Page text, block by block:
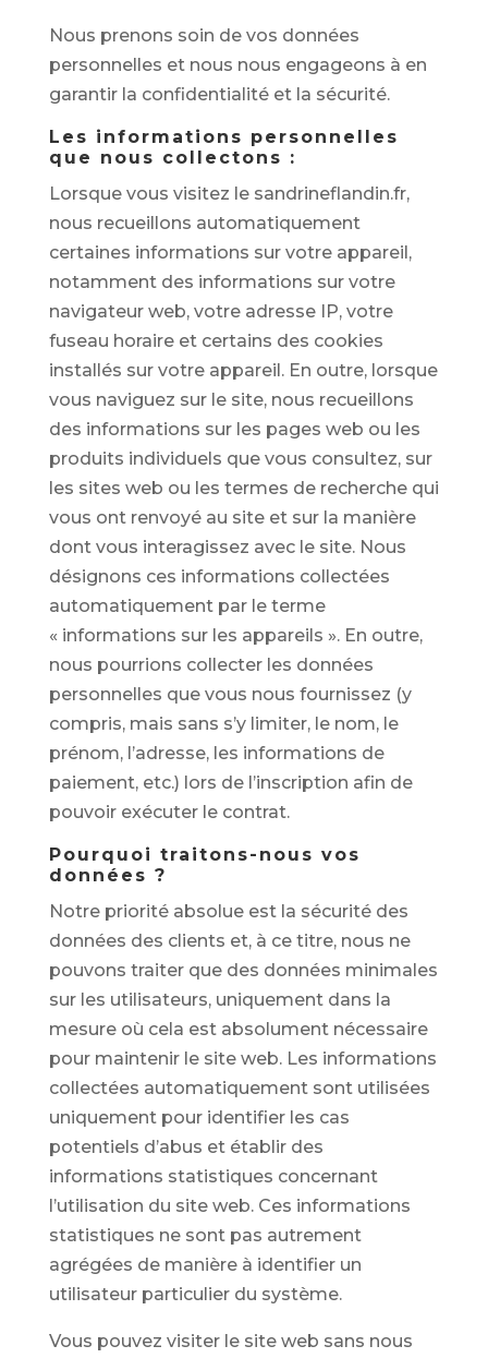
Nous prenons soin de vos données
personnelles et nous nous engageons à en
garantir la confidentialité et la sécurité.
Les informations personnelles
que nous collectons :
Lorsque vous visitez le sandrineflandin.fr,
nous recueillons automatiquement
certaines informations sur votre appareil,
notamment des informations sur votre
navigateur web, votre adresse IP, votre
fuseau horaire et certains des cookies
installés sur votre appareil. En outre, lorsque
vous naviguez sur le site, nous recueillons
des informations sur les pages web ou les
produits individuels que vous consultez, sur
les sites web ou les termes de recherche qui
vous ont renvoyé au site et sur la manière
dont vous interagissez avec le site. Nous
désignons ces informations collectées
automatiquement par le terme
« informations sur les appareils ». En outre,
nous pourrions collecter les données
personnelles que vous nous fournissez (y
compris, mais sans s’y limiter, le nom, le
prénom, l’adresse, les informations de
paiement, etc.) lors de l’inscription afin de
pouvoir exécuter le contrat.
Pourquoi traitons-nous vos
données ?
Notre priorité absolue est la sécurité des
données des clients et, à ce titre, nous ne
pouvons traiter que des données minimales
sur les utilisateurs, uniquement dans la
mesure où cela est absolument nécessaire
pour maintenir le site web. Les informations
collectées automatiquement sont utilisées
uniquement pour identifier les cas
potentiels d’abus et établir des
informations statistiques concernant
l’utilisation du site web. Ces informations
statistiques ne sont pas autrement
agrégées de manière à identifier un
utilisateur particulier du système.
Vous pouvez visiter le site web sans nous